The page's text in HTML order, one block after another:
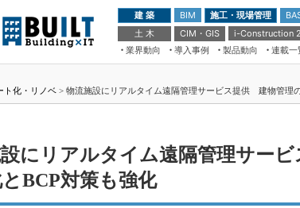
建 築 BIM 施工・現場管理
土 木
CIM・GIS i-Construction
業界動向
導入事例 製品動向 連載一
ドローンがもたらす建設業界の“ゲ
ムチェンジ” Ver.2.0
“Society5.0”時代のスマートビル
第8回 国際 建設・
築・土木・不動産の
メンテナンス・レジ
ト化・リノベ > 物流施設にリアルタイム遠隔管理サービス提供 建物管理
にリアルタイム遠隔管理サー
BCP対策も強化